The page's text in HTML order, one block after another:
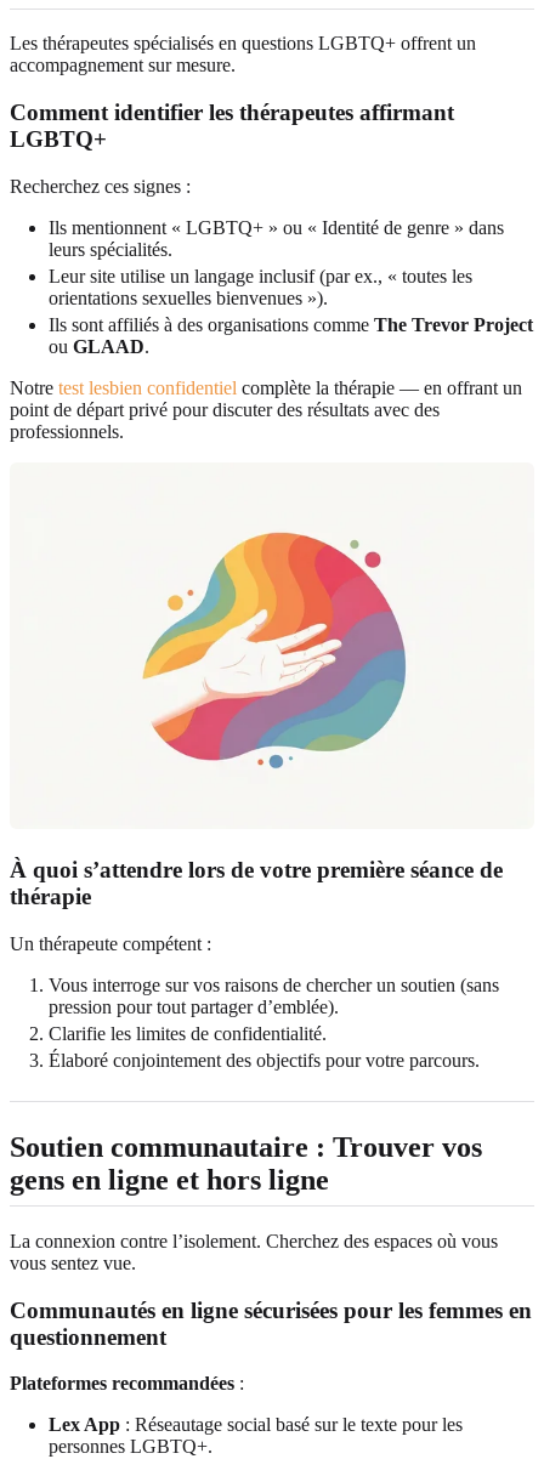
Les thérapeutes spécialisés en questions LGBTQ+ offrent un
accompagnement sur mesure.
Comment identifier les thérapeutes affirmant
LGBTQ+
Recherchez ces signes :
Ils mentionnent « LGBTQ+ » ou « Identité de genre » dans
leurs spécialités.
Leur site utilise un langage inclusif (par ex., « toutes les
orientations sexuelles bienvenues »).
Ils sont affiliés à des organisations comme The Trevor Project
ou GLAAD.
Notre test lesbien confidentiel complète la thérapie — en offrant un
point de départ privé pour discuter des résultats avec des
professionnels.
À quoi s’attendre lors de votre première séance de
thérapie
Un thérapeute compétent :
Vous interroge sur vos raisons de chercher un soutien (sans
pression pour tout partager d’emblée).
Clarifie les limites de confidentialité.
Élaboré conjointement des objectifs pour votre parcours.
Soutien communautaire : Trouver vos
gens en ligne et hors ligne
La connexion contre l’isolement. Cherchez des espaces où vous
vous sentez vue.
Communautés en ligne sécurisées pour les femmes en
questionnement
Plateformes recommandées :
Lex App : Réseautage social basé sur le texte pour les
personnes LGBTQ+.